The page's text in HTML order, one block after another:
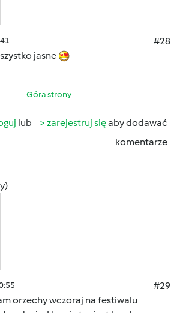
#28
jasne
Góra strony
lub zarejestruj sięaby dodawać
komentarze
#29
orzechy wczoraj na festiwalu